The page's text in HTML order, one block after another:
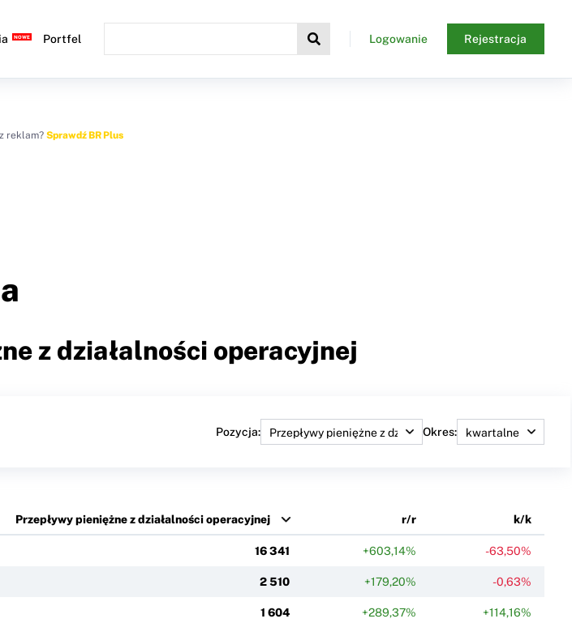
Portfel Logowanie Rejestracja
reklam? Sprawdź BR Plus
z działalności operacyjnej
Pozycja: Okres:
Przepływy pieniężne z działalności operacyjnej r/r k/k
16 341 +603,14% -63,50%
2 510 +179,20% -0,63%
1 604 +289,37% +114,16%